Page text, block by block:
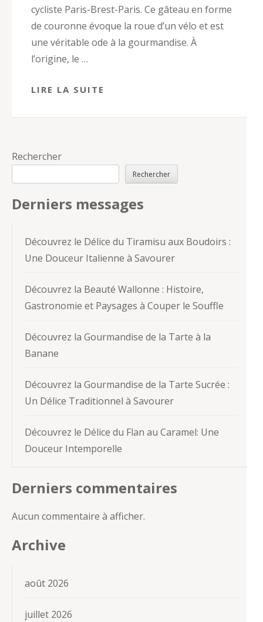
cycliste Paris-Brest-Paris. Ce gâteau en forme
de couronne évoque la roue d’un vélo et est
une véritable ode à la gourmandise. À
l’origine, le …
LIRE LA SUITE
Rechercher
Rechercher
Derniers messages
Découvrez le Délice du Tiramisu aux Boudoirs :
Une Douceur Italienne à Savourer
Découvrez la Beauté Wallonne : Histoire,
Gastronomie et Paysages à Couper le Souffle
Découvrez la Gourmandise de la Tarte à la
Banane
Découvrez la Gourmandise de la Tarte Sucrée :
Un Délice Traditionnel à Savourer
Découvrez le Délice du Flan au Caramel: Une
Douceur Intemporelle
Derniers commentaires
Aucun commentaire à afficher.
Archive
août 2026
juillet 2026